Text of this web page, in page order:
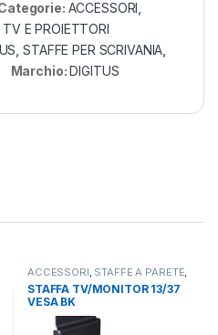
ACCESSORI
TV E PROIETTORI
,STAFFE PER SCRIVANIA
Marchio:DIGITUS
ACCESSORI, STAFFE A PARETE,
TV E PROIETTORI
STAFFA TV/MONITOR 13/37
VESA BK
MAX25KG/100*100/ROTA90
/INCLI15